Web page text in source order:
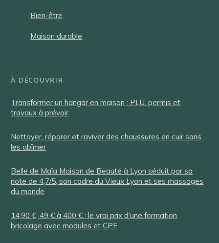
Bien-être
Maison durable
À DÉCOUVRIR
Transformer un hangar en maison : PLU, permis et
travaux à prévoir
Nettoyer, réparer et raviver des chaussures en cuir sans
les abîmer
Belle de Maïa Maison de Beauté à Lyon séduit par sa
note de 4,7/5, son cadre du Vieux Lyon et ses massages
du monde
14,90 €, 49 € à 400 € : le vrai prix d’une formation
bricolage avec modules et CPF